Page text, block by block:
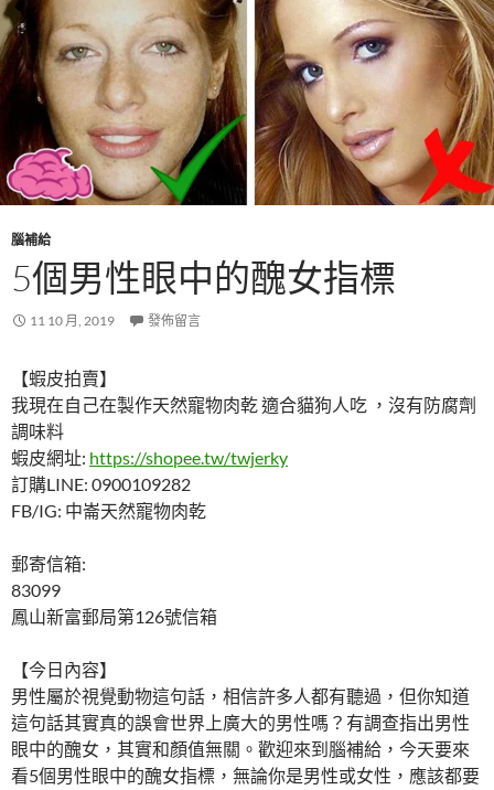
腦補給
5個男性眼中的醜女指標
11 10 月, 2019 發佈留言
【蝦皮拍賣】
我現在自己在製作天然寵物肉乾 適合貓狗人吃 ，沒有防腐劑
調味料
蝦皮網址: https://shopee.tw/twjerky
訂購LINE: 0900109282
FB/IG: 中崙天然寵物肉乾
郵寄信箱:
83099
鳳山新富郵局第126號信箱
【今日內容】
男性屬於視覺動物這句話，相信許多人都有聽過，但你知道
這句話其實真的誤會世界上廣大的男性嗎？有調查指出男性
眼中的醜女，其實和顏值無關。歡迎來到腦補給，今天要來
看5個男性眼中的醜女指標，無論你是男性或女性，應該都要